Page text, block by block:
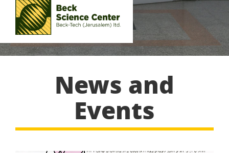
News and
Events